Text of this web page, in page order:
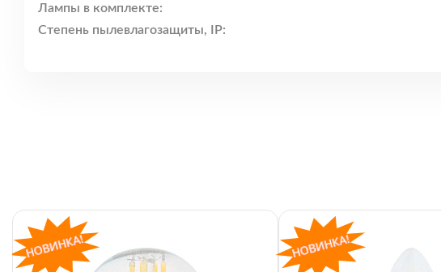
Лампы в комплекте:
Степень пылевлагозащиты, IP: